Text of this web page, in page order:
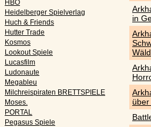
HBO
Heidelberger Spielverlag
Huch & Friends
Hutter Trade
Kosmos
Lookout Spiele
Lucasfilm
Ludonaute
Megableu
Milchreispiraten BRETTSPIELE
Moses.
PORTAL
Pegasus Spiele
in